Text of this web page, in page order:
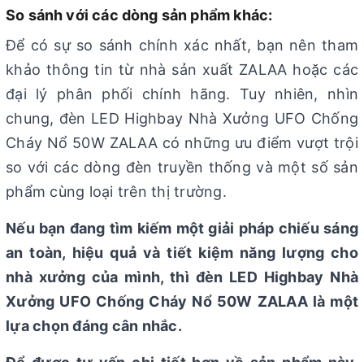
So sánh với các dòng sản phẩm khác:
Để có sự so sánh chính xác nhất, bạn nên tham
khảo thông tin từ nhà sản xuất ZALAA hoặc các
đại lý phân phối chính hãng. Tuy nhiên, nhìn
chung, đèn LED Highbay Nhà Xưởng UFO Chống
Cháy Nổ 50W ZALAA có những ưu điểm vượt trội
so với các dòng đèn truyền thống và một số sản
phẩm cùng loại trên thị trường.
Nếu bạn đang tìm kiếm một giải pháp chiếu sáng
an toàn, hiệu quả và tiết kiệm năng lượng cho
nhà xưởng của mình, thì đèn LED Highbay Nhà
Xưởng UFO Chống Cháy Nổ 50W ZALAA là một
lựa chọn đáng cân nhắc.